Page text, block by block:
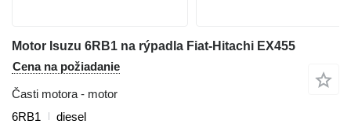
Motor Isuzu 6RB1 na rýpadla Fiat-Hitachi EX455
Cena na požiadanie
Časti motora - motor
6RB1
diesel